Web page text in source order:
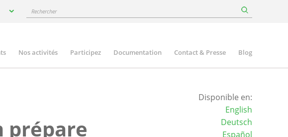
Rechercher
Nos activités Participez Documentation Contact & Presse Blog
prépare
Disponible en:
English
Deutsch
Español